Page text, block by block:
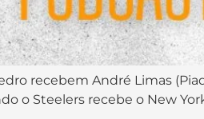
recebem André Limas
o Steelers recebe o New